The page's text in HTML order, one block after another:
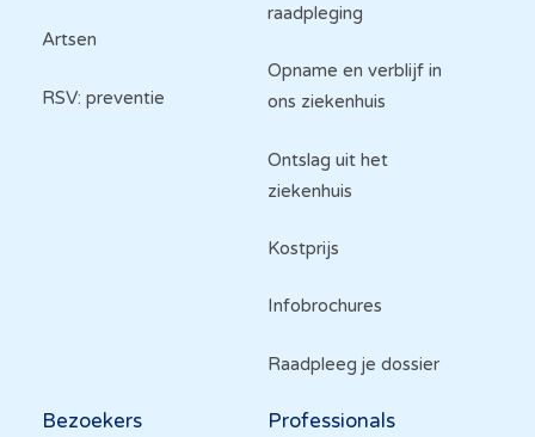
Artsen
RSV: preventie
raadpleging
Opname en verblijf in
ons ziekenhuis
Ontslag uit het
ziekenhuis
Kostprijs
Infobrochures
Raadpleeg je dossier
Bezoekers Professionals